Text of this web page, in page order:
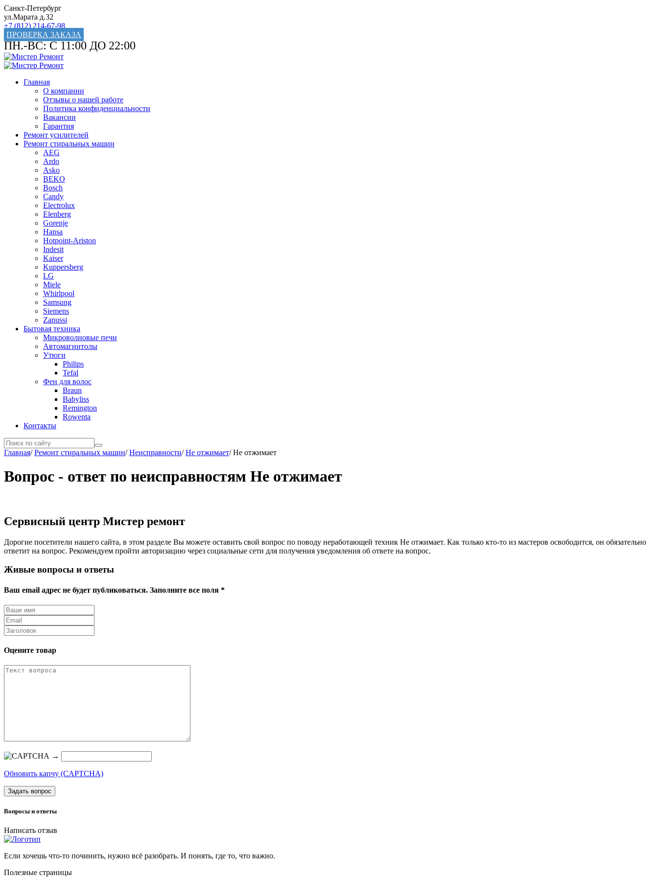
Санкт-Петербург
ул.Марата д.32
+7 (812) 214-67-98
ПРОВЕРКА ЗАКАЗА
ПН.-ВС: С 11:00 ДО 22:00
Главная
О компании
Отзывы о нашей работе
Политика конфиденциальности
Вакансии
Гарантия
Ремонт усилителей
Ремонт стиральных машин
AEG
Ardo
Asko
BEKO
Bosch
Candy
Electrolux
Elenberg
Gorenje
Hansa
Hotpoint-Ariston
Indesit
Kaiser
Kuppersberg
LG
Miele
Whirlpool
Samsung
Siemens
Zanussi
Бытовая техника
Микроволновые печи
Автомагнитолы
Утюги
Philips
Tefal
Фен для волос
Braun
Babyliss
Remington
Rowenta
Контакты
Главная/Ремонт стиральных машин/Неисправности/Не отжимает/Не отжимает
Вопрос - ответ по неисправностям Не отжимает
Сервисный центр Мистер ремонт
Дорогие посетители нашего сайта, в этом разделе Вы можете оставить свой вопрос по поводу неработающей техник Не отжимает. Как только кто-то из мастеров освободится, он обязательно
ответит на вопрос. Рекомендуем пройти авторизацию через социальные сети для получения уведомления об ответе на вопрос.
Живые вопросы и ответы
Ваш email адрес не будет публиковаться. Заполните все поля *
Оцените товар
→
Обновить капчу (CAPTCHA)
Задать вопрос
Вопросы и ответы
Написать отзыв
Если хочешь что-то починить, нужно всё разобрать. И понять, где то, что важно.
Полезные страницы